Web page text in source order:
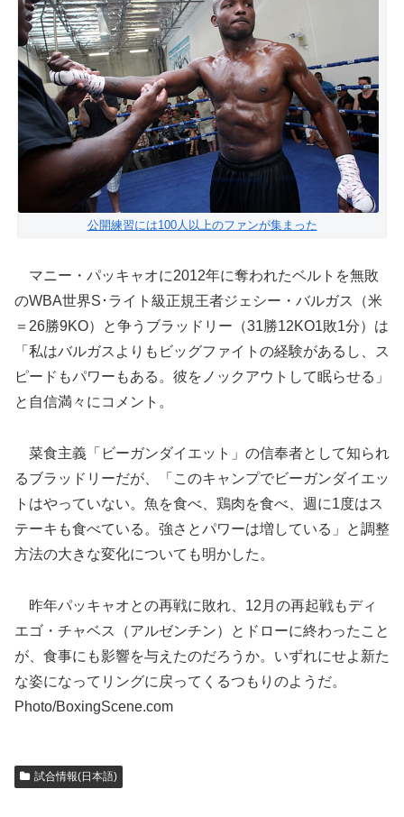
公開練習には100人以上のファンが集まった
マニー・パッキャオに2012年に奪われたベルトを無敗
のWBA世界S･ライト級正規王者ジェシー・バルガス（米
＝26勝9KO）と争うブラッドリー（31勝12KO1敗1分）は
「私はバルガスよりもビッグファイトの経験があるし、ス
ピードもパワーもある。彼をノックアウトして眠らせる」
と自信満々にコメント。
菜食主義「ビーガンダイエット」の信奉者として知られ
るブラッドリーだが、「このキャンプでビーガンダイエッ
トはやっていない。魚を食べ、鶏肉を食べ、週に1度はス
テーキも食べている。強さとパワーは増している」と調整
方法の大きな変化についても明かした。
昨年パッキャオとの再戦に敗れ、12月の再起戦もディ
エゴ・チャベス（アルゼンチン）とドローに終わったこと
が、食事にも影響を与えたのだろうか。いずれにせよ新た
な姿になってリングに戻ってくるつもりのようだ。
Photo/BoxingScene.com
試合情報(日本語)